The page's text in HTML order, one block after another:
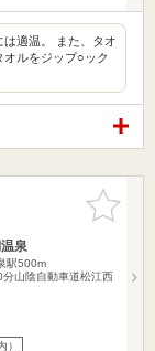
適温。 また、タオ
ルをジップ○ック
お気に入
りに追加
泉
駅500m
山陰自動車道松江西
）